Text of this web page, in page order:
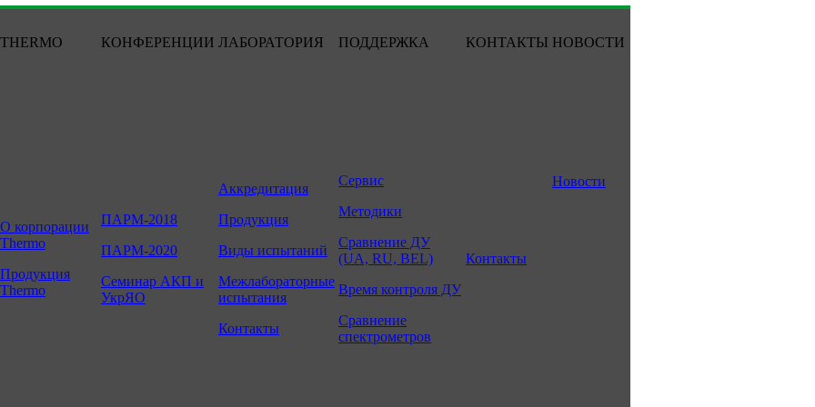
THERMO КОНФЕРЕНЦИИ ЛАБОРАТОРИЯ ПОДДЕРЖКА КОНТАКТЫ НОВОСТИ
О корпорации
Thermo
Продукция
Thermo
ПАРМ-2018
ПАРМ-2020
Семинар АКП и
УкрЯО
Аккредитация
Продукция
Виды испытаний
Межлабораторные
испытания
Контакты
Сервис
Методики
Сравнение ДУ
(UA, RU, BEL)
Время контроля ДУ
Сравнение
спектрометров
Контакты
Новости